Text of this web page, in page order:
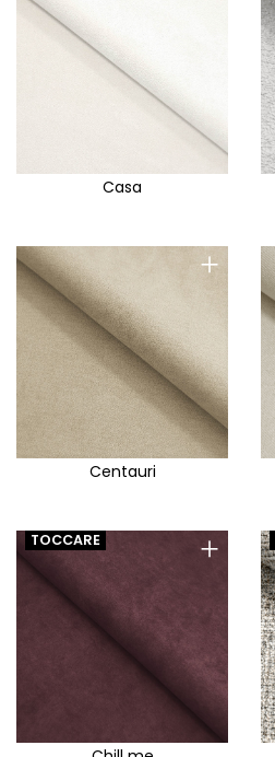
Casa
+
Centauri
+
TOCCARE